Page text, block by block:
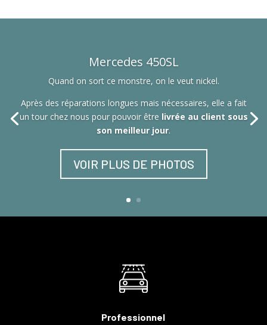
Mercedes 450SL
Quand on sort ce monstre, on le veut nickel.
Après des réparations longues mais nécessaires, elle a fait
un tour chez nous pour pouvoir être livrée au client sous
son meilleur jour.
VOIR PLUS DE PHOTOS
Professionnel